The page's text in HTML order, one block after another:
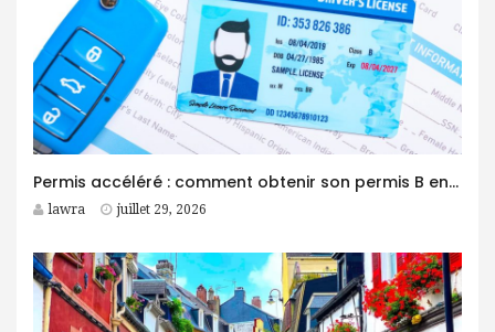
Permis accéléré : comment obtenir son permis B en moins d’un mois ?
lawra juillet 29, 2026